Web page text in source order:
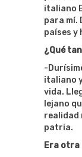
italiano
para mí.
países y
¿Qué
-
italiano
vida.
lejano
realidad
patria.
Era otra